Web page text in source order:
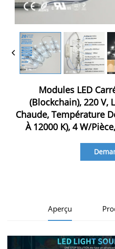
Modules LED
(blockchain), 220 V,
Chaude, Température
À 12000 K), 4 W/
Aperçu